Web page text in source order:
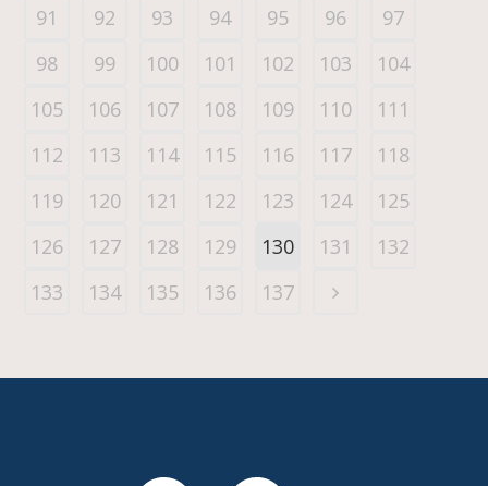
91
92 93 94 95 96
97
98
99 100 101 102 103
104
105
106 107 108 109 110
111
112
113 114 115 116 117
118
119
120 121 122 123 124
125
126
127 128 129 130 131
132
133
134 135 136 137